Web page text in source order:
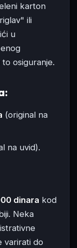
karton
ili
u
osiguranje.
(original na
na uvid).
dinara kod
Neka
varirati do